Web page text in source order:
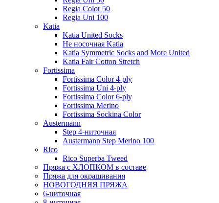
Regia Color 50
Regia Uni 100
Katia
Katia United Socks
Не носочная Katia
Katia Symmetric Socks and More United
Katia Fair Cotton Stretch
Fortissima
Fortissima Color 4-ply
Fortissima Uni 4-ply
Fortissima Color 6-ply
Fortissima Merino
Fortissima Sockina Color
Austermann
Step 4-ниточная
Austermann Step Merino 100
Rico
Rico Superba Tweed
Пряжа с ХЛОПКОМ в составе
Пряжа для окрашивания
НОВОГОДНЯЯ ПРЯЖА
6-ниточная